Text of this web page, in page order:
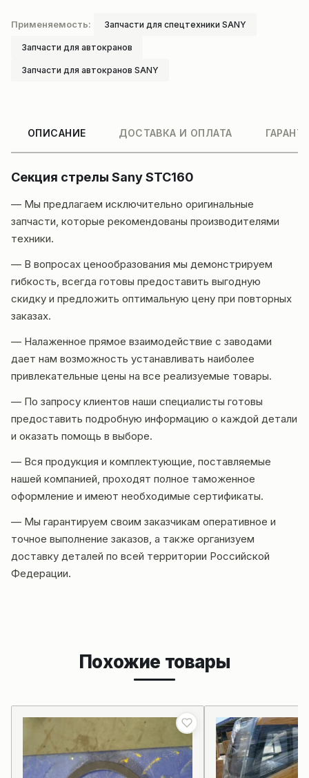
Применяемость: Запчасти для спецтехники SANY
Запчасти для автокранов
Запчасти для автокранов SANY
ОПИСАНИЕ ДОСТАВКА И ОПЛАТА
Секция стрелы Sany STC160
— Мы предлагаем исключительно оригинальные
запчасти, которые рекомендованы производителями
техники.
— В вопросах ценообразования мы демонстрируем
гибкость, всегда готовы предоставить выгодную
скидку и предложить оптимальную цену при повторных
заказах.
— Налаженное прямое взаимодействие с заводами
дает нам возможность устанавливать наиболее
привлекательные цены на все реализуемые товары.
— По запросу клиентов наши специалисты готовы
предоставить подробную информацию о каждой детали
и оказать помощь в выборе.
— Вся продукция и комплектующие, поставляемые
нашей компанией, проходят полное таможенное
оформление и имеют необходимые сертификаты.
— Мы гарантируем своим заказчикам оперативное и
точное выполнение заказов, а также организуем
доставку деталей по всей территории Российской
Федерации.
Похожие товары